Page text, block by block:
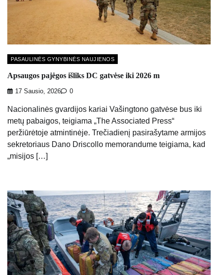
PASAULINĖS GYNYBINĖS NAUJIENOS
Apsaugos pajėgos išliks DC gatvėse iki 2026 m
17 Sausio, 2026 0
Nacionalinės gvardijos kariai Vašingtono gatvėse bus iki
metų pabaigos, teigiama „The Associated Press“
peržiūrėtoje atmintinėje. Trečiadienį pasirašytame armijos
sekretoriaus Dano Driscollo memorandume teigiama, kad
„misijos […]